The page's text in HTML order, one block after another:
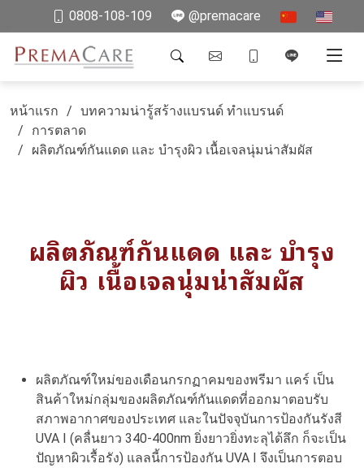
0808-108-109 @premacare
หน้าแรก
บทความน่ารู้สร้างแบรนด์ ทำแบรนด์
การตลาด
ผลิตภัณฑ์กันแดด และ บำรุงผิว เนื้อเจลนุ่มน่าสัมผัส
ผลิตภัณฑ์กันแดด และ บำรุง
ผิว เนื้อเจลนุ่มน่าสัมผัส
ผลิตภัณฑ์ใหม่ของเดือนกรกฏาคมของพรีมา แคร์ เป็น
สินค้าใหม่กลุ่มของผลิตภัณฑ์กันแดดที่ออกมาตอบรับ
สภาพอากาศของประเทศ และในปัจจุบันการป้องกันรังสี
UVA I (คลื่นยาว 340-400nm ยิ่งยาวยิ่งทะลุได้ลึก ก็จะเป็น
ปัญหาผิวเรื้อรัง) แลลนี้การป้องกัน UVA I จึงเป็นการตอบ